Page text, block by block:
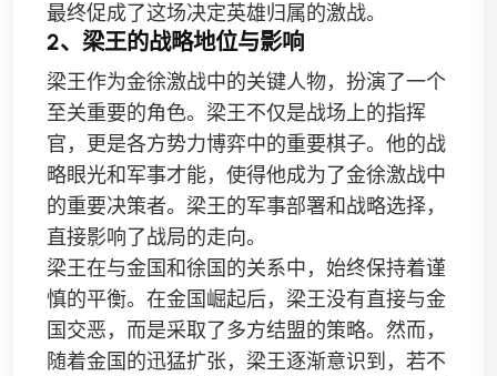
最终促成了这场决定英雄归属的激战。
2、梁王的战略地位与影响
梁王作为金徐激战中的关键人物，扮演了一个
至关重要的角色。梁王不仅是战场上的指挥
官，更是各方势力博弈中的重要棋子。他的战
略眼光和军事才能，使得他成为了金徐激战中
的重要决策者。梁王的军事部署和战略选择，
直接影响了战局的走向。
梁王在与金国和徐国的关系中，始终保持着谨
慎的平衡。在金国崛起后，梁王没有直接与金
国交恶，而是采取了多方结盟的策略。然而，
随着金国的迅猛扩张，梁王逐渐意识到，若不